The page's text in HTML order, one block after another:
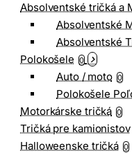
Absolventské tričká a
Absolventské
Absolventské
Polokošele 0
Auto / moto 0
Polokošele
Motorkárske tričká 0
Tričká pre kamionistov
Halloweenske tričká 0